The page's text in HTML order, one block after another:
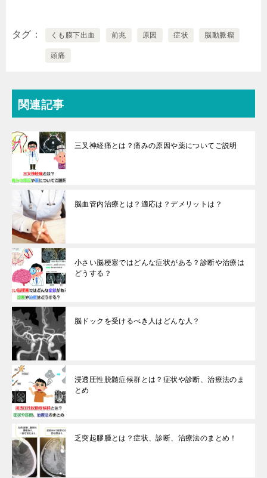
タグ くも膜下出血 前兆 原因 症状 脳動脈瘤
頭痛
関連記事
三叉神経痛とは？痛みの原因や薬についてご説明
脳血管内治療とは？適応は？デメリットは？
小さい脳梗塞ではどんな症状がある？診断や治療は
どうする？
脳ドックを受けるべき人はどんな人？
浸透圧性脱髄症候群とは？症状や診断、治療法のま
とめ
乏突起膠腫とは？症状、診断、治療法のまとめ！